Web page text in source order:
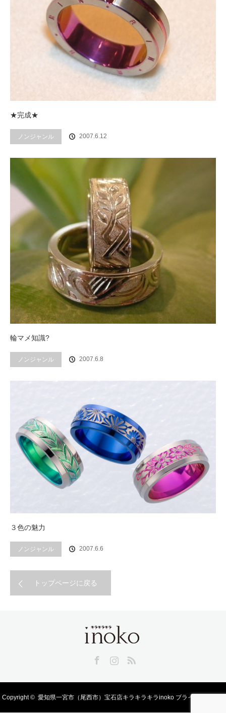
★完成★
ノンジャンル 2007.6.12
輪マメ知識?
ノンジャンル 2007.6.8
３色の魅力
ノンジャンル 2007.6.6
トップページに戻る
Copyright © 愛知県一宮市（尾西市）宝石店キラキラキラinoko ブライダル、宝飾